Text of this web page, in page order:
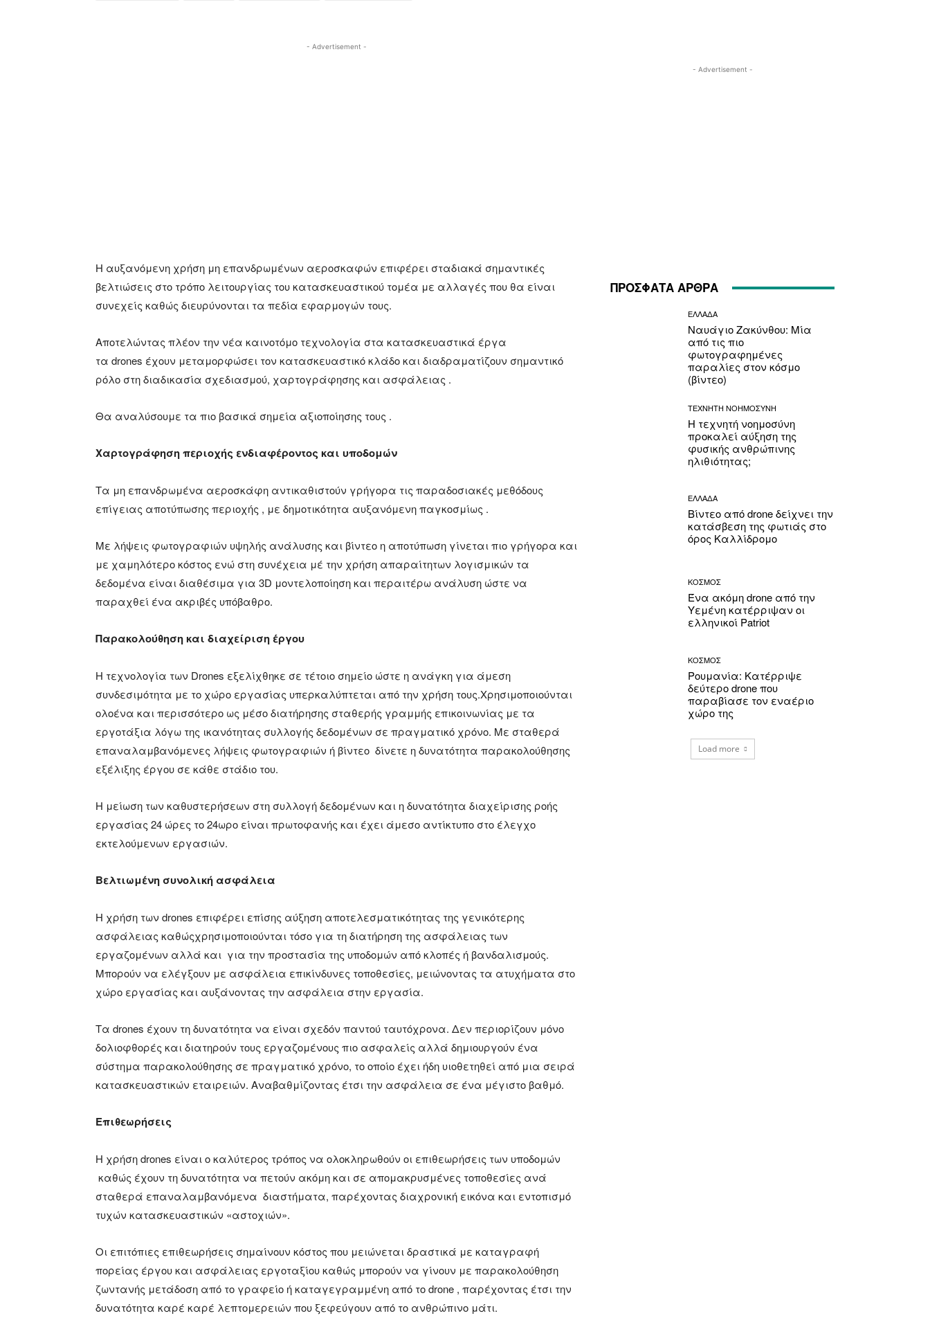
- Advertisement -
Η αυξανόμενη χρήση μη επανδρωμένων αεροσκαφών επιφέρει σταδιακά σημαντικές
βελτιώσεις στο τρόπο λειτουργίας του κατασκευαστικού τομέα με αλλαγές που θα είναι
συνεχείς καθώς διευρύνονται τα πεδία εφαρμογών τους.
Αποτελώντας πλέον την νέα καινοτόμο τεχνολογία στα κατασκευαστικά έργα
τα drones έχουν μεταμορφώσει τον κατασκευαστικό κλάδο και διαδραματίζουν σημαντικό
ρόλο στη διαδικασία σχεδιασμού, χαρτογράφησης και ασφάλειας .
Θα αναλύσουμε τα πιο βασικά σημεία αξιοποίησης τους .
Χαρτογράφηση περιοχής ενδιαφέροντος και υποδομών
Τα μη επανδρωμένα αεροσκάφη αντικαθιστούν γρήγορα τις παραδοσιακές μεθόδους
επίγειας αποτύπωσης περιοχής , με δημοτικότητα αυξανόμενη παγκοσμίως .
Με λήψεις φωτογραφιών υψηλής ανάλυσης και βίντεο η αποτύπωση γίνεται πιο γρήγορα και
με χαμηλότερο κόστος ενώ στη συνέχεια μέ την χρήση απαραίτητων λογισμικών τα
δεδομένα είναι διαθέσιμα για 3D μοντελοποίηση και περαιτέρω ανάλυση ώστε να
παραχθεί ένα ακριβές υπόβαθρο.
Παρακολούθηση και διαχείριση έργου
Η τεχνολογία των Drones εξελίχθηκε σε τέτοιο σημείο ώστε η ανάγκη για άμεση
συνδεσιμότητα με το χώρο εργασίας υπερκαλύπτεται από την χρήση τους.Χρησιμοποιούνται
ολοένα και περισσότερο ως μέσο διατήρησης σταθερής γραμμής επικοινωνίας με τα
εργοτάξια λόγω της ικανότητας συλλογής δεδομένων σε πραγματικό χρόνο. Με σταθερά
επαναλαμβανόμενες λήψεις φωτογραφιών ή βίντεο δίνετε η δυνατότητα παρακολούθησης
εξέλιξης έργου σε κάθε στάδιο του.
Η μείωση των καθυστερήσεων στη συλλογή δεδομένων και η δυνατότητα διαχείρισης ροής
εργασίας 24 ώρες το 24ωρο είναι πρωτοφανής και έχει άμεσο αντίκτυπο στο έλεγχο
εκτελούμενων εργασιών.
Βελτιωμένη συνολική ασφάλεια
Η χρήση των drones επιφέρει επίσης αύξηση αποτελεσματικότητας της γενικότερης
ασφάλειας καθώςχρησιμοποιούνται τόσο για τη διατήρηση της ασφάλειας των
εργαζομένων αλλά και για την προστασία της υποδομών από κλοπές ή βανδαλισμούς.
Μπορούν να ελέγξουν με ασφάλεια επικίνδυνες τοποθεσίες, μειώνοντας τα ατυχήματα στο
χώρο εργασίας και αυξάνοντας την ασφάλεια στην εργασία.
Τα drones έχουν τη δυνατότητα να είναι σχεδόν παντού ταυτόχρονα. Δεν περιορίζουν μόνο
δολιοφθορές και διατηρούν τους εργαζομένους πιο ασφαλείς αλλά δημιουργούν ένα
σύστημα παρακολούθησης σε πραγματικό χρόνο, το οποίο έχει ήδη υιοθετηθεί από μια σειρά
κατασκευαστικών εταιρειών. Αναβαθμίζοντας έτσι την ασφάλεια σε ένα μέγιστο βαθμό.
Επιθεωρήσεις
Η χρήση drones είναι ο καλύτερος τρόπος να ολοκληρωθούν οι επιθεωρήσεις των υποδομών
καθώς έχουν τη δυνατότητα να πετούν ακόμη και σε απομακρυσμένες τοποθεσίες ανά
σταθερά επαναλαμβανόμενα διαστήματα, παρέχοντας διαχρονική εικόνα και εντοπισμό
τυχών κατασκευαστικών «αστοχιών».
Οι επιτόπιες επιθεωρήσεις σημαίνουν κόστος που μειώνεται δραστικά με καταγραφή
πορείας έργου και ασφάλειας εργοταξίου καθώς μπορούν να γίνουν με παρακολούθηση
ζωντανής μετάδοση από το γραφείο ή καταγεγραμμένη από το drone , παρέχοντας έτσι την
δυνατότητα καρέ καρέ λεπτομερειών που ξεφεύγουν από το ανθρώπινο μάτι.
- Advertisement -
ΠΡΟΣΦΑΤΑ ΑΡΘΡΑ
ΕΛΛΑΔΑ
Ναυάγιο Ζακύνθου: Μία
από τις πιο
φωτογραφημένες
παραλίες στον κόσμο
(βίντεο)
ΤΕΧΝΗΤΗ ΝΟΗΜΟΣΥΝΗ
Η τεχνητή νοημοσύνη
προκαλεί αύξηση της
φυσικής ανθρώπινης
ηλιθιότητας;
ΕΛΛΑΔΑ
Βίντεο από drone δείχνει την
κατάσβεση της φωτιάς στο
όρος Καλλίδρομο
ΚΟΣΜΟΣ
Ένα ακόμη drone από την
Υεμένη κατέρριψαν οι
ελληνικοί Patriot
ΚΟΣΜΟΣ
Ρουμανία: Κατέρριψε
δεύτερο drone που
παραβίασε τον εναέριο
χώρο της
Load more